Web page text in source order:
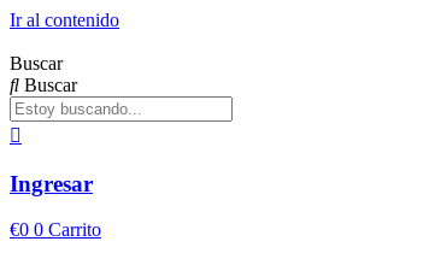
Ir al contenido
Buscar
Buscar
Ingresar
€0 0 Carrito